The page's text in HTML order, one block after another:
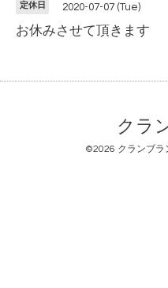
定休日 2020-07-07 (Tue)
お休みさせて頂きます
クラ
©2026 クランブラ